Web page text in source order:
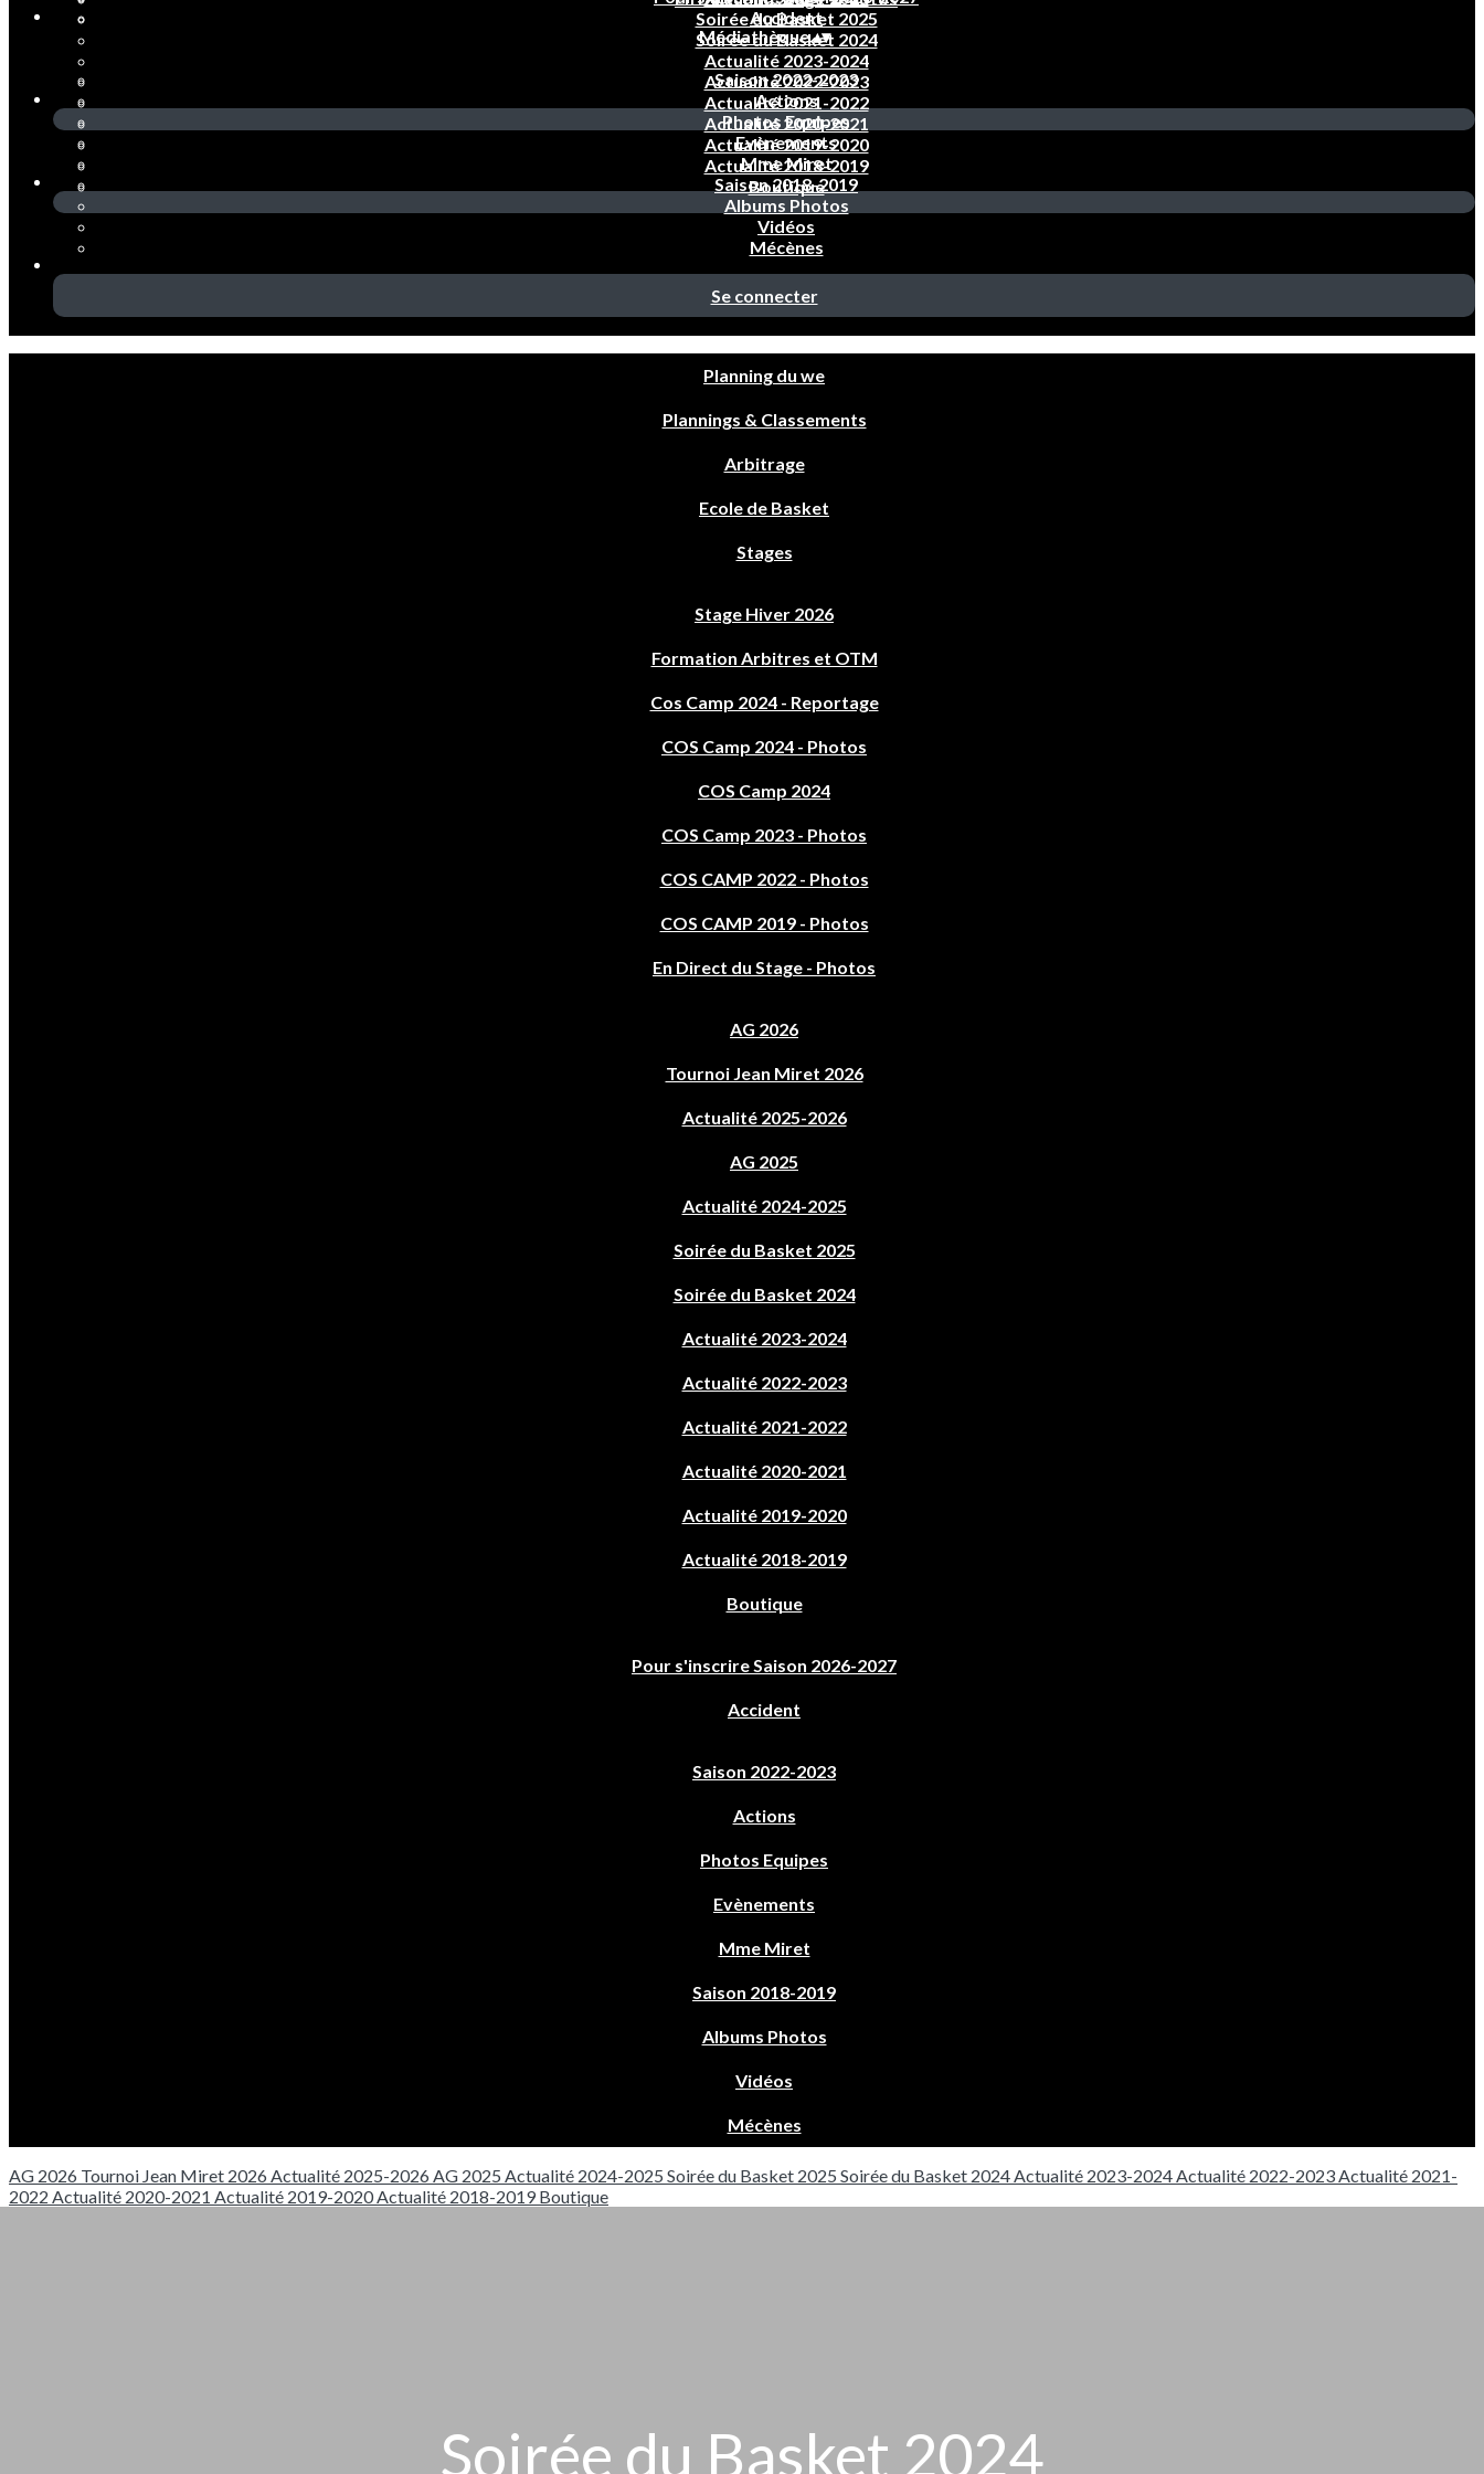
Soirée du Basket 2025
Soirée du Basket 2024
Actualité 2023-2024
Actualité 2022-2023
Actualité 2021-2022
Actualité 2020-2021
Actualité 2019-2020
Actualité 2018-2019
Boutique
Accident
Médiathèque▴▾
Saison 2022-2023
Actions
Photos Equipes
Evènements
Mme Miret
Saison 2018-2019
Albums Photos
Vidéos
Mécènes
Se connecter
Planning du we
Plannings & Classements
Arbitrage
Ecole de Basket
Stages
Stage Hiver 2026
Formation Arbitres et OTM
Cos Camp 2024 - Reportage
COS Camp 2024 - Photos
COS Camp 2024
COS Camp 2023 - Photos
COS CAMP 2022 - Photos
COS CAMP 2019 - Photos
En Direct du Stage - Photos
AG 2026
Tournoi Jean Miret 2026
Actualité 2025-2026
AG 2025
Actualité 2024-2025
Soirée du Basket 2025
Soirée du Basket 2024
Actualité 2023-2024
Actualité 2022-2023
Actualité 2021-2022
Actualité 2020-2021
Actualité 2019-2020
Actualité 2018-2019
Boutique
Pour s'inscrire Saison 2026-2027
Accident
Saison 2022-2023
Actions
Photos Equipes
Evènements
Mme Miret
Saison 2018-2019
Albums Photos
Vidéos
Mécènes
AG 2026 Tournoi Jean Miret 2026 Actualité 2025-2026 AG 2025 Actualité 2024-2025 Soirée du Basket 2025 Soirée du Basket 2024Actualité 2023-2024Actualité 2022-2023Actualité 2021-
2022 Actualité 2020-2021 Actualité 2019-2020Actualité 2018-2019 Boutique
Soirée du Basket 2024